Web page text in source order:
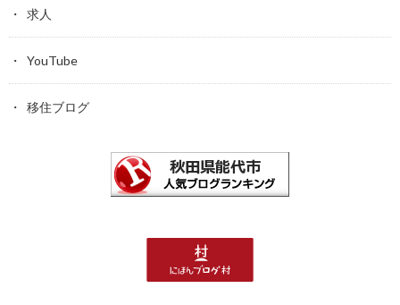
求人
YouTube
移住ブログ